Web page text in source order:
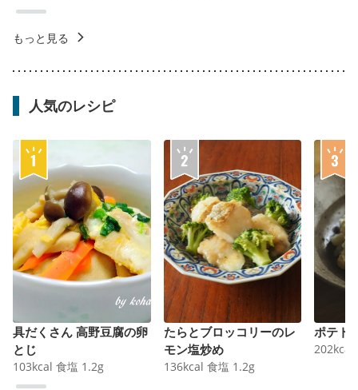
もっと見る
人気のレシピ
具だくさん 高野豆腐の卵
とじ
103kcal 食塩 1.2g
たらとブロッコリーのレ
モン塩炒め
136kcal 食塩 1.2g
ポテト
202kcal